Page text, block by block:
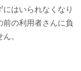
はいられなくなり
前の利用者さんに負
。